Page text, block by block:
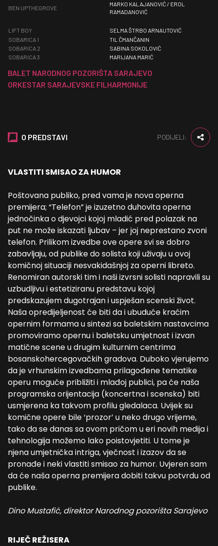
O PREDSTAVI PODIJELI:
VLASTITI SMISAO ZA HUMOR
Poštovana publiko, pred vama je nova operna
premijera; “Telefon” je izuzetno duhovita operna
jednočinka o djevojci kojoj mladić pred polazak na
put ne može iskazati ljubav – jer joj neprestano zvoni
telefon. Prilikom izvedbe ove opere svi se dobro
zabavljaju, od publike do solista koji uživaju u ovoj
komičnoj situaciji nesvakidašnjoj za operni libreto.
Renomiran autorski tim i naši izvrsni solisti napravili su
uzbudljivu i estetiziranu predstavu kojoj
predskazujem dugotrajan i uspješan scenski život.
Naša opredijeljenost će biti da i ubuduće kraćim
opernim formama u sintezi sa baletskim nastavcima
promoviramo opernu i baletsku umjetnost i izvan
matične scene u drugim kulturnim centrima
bosanskohercegovačkih gradova. Duboko vjerujemo
da je vrhunskim izvedbama prilagođene tematike
operu moguće približiti i mlađoj publici, pa će naša
programska orijentacija (koncertna i scenska) biti
usmjerena ka takvom profilu gledalaca. Uvijek su
komične opere bile ‘prozor’ u neko drugo vrijeme,
tako da se danas sa ovom pričom u eri novih medija i
tehnologija možemo lako poistovjetiti. U tome je
njena umjetnička intriga, vječnost i izazov da se
pronađe i neki vlastiti smisao za humor. Uvjeren sam
da će naša operna premijera dobiti takvu potvrdu od
publike.
Dino Mustafić, direktor Narodnog pozorišta Sarajevo
RIJEČ REŽISERA
BEN UPTHEGROVE
MARKO KALAJANOVIĆ / EROL
RAMADANOVIĆ
LIFT BOY
SELMA ŠTRBO ARNAUTOVIĆ
SOBARICA 1
TIL ČMANČANIN
SOBARICA 2
SABINA SOKOLOVIĆ
SOBARICA 3
MARIJANA MARIĆ
BALET NARODNOG POZORIŠTA SARAJEVO
ORKESTAR SARAJEVSKE FILHARMONIJE